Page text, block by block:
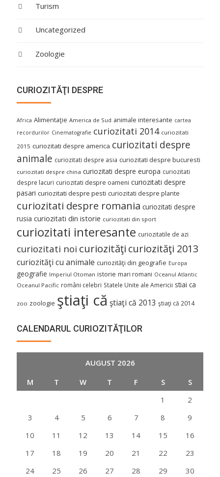
Turism
Uncategorized
Zoologie
CURIOZITĂŢI DESPRE
Africa Alimentaţie America de Sud animale interesante cartea
recordurilor Cinematografie curiozitati 2014 curiozitati
2015 curiozitati despre america curiozitati despre
animale curiozitati despre asia curiozitati despre bucuresti
curiozitati despre china curiozitati despre europa curiozitati
despre lacuri curiozitati despre oameni curiozitati despre
pasari curiozitati despre pesti curiozitati despre plante
curiozitati despre romania curiozitati despre
rusia curiozitati din istorie curiozitati din sport
curiozitati interesante curiozitatile de azi
curiozitati noi curiozităţi curiozităţi 2013
curiozităţi cu animale curiozităţi din geografie Europa
geografie Imperiul Otoman istorie mari romani Oceanul Atlantic
Oceanul Pacific români celebri Statele Unite ale Americii stiai ca
zoo zoologie ştiaţi că ştiaţi că 2013 ştiaţi că 2014
CALENDARUL CURIOZITĂŢILOR
AUGUST 2026
M
T W T F S
S
1
2
3
4 5 6 7 8
9
10
11 12 13 14 15
16
17
18 19 20 21 22
23
24
25 26 27 28 29 30